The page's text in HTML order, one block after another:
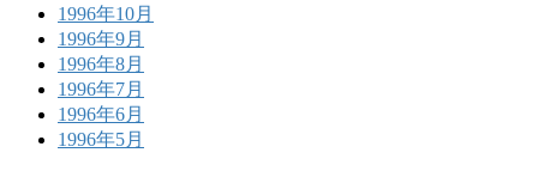
1996年10月
1996年9月
1996年8月
1996年7月
1996年6月
1996年5月